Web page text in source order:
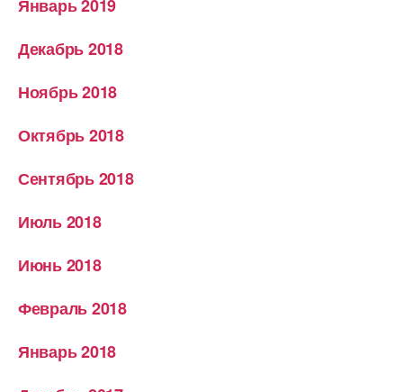
Январь 2019
Декабрь 2018
Ноябрь 2018
Октябрь 2018
Сентябрь 2018
Июль 2018
Июнь 2018
Февраль 2018
Январь 2018